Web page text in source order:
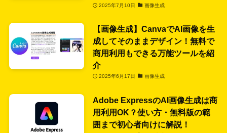
2025年7月10日 画像生成
【画像生成】CanvaでAI画像を生
成してそのままデザイン！無料で
商用利用もできる万能ツールを紹
介
2025年6月17日 画像生成
Adobe ExpressのAI画像生成は商
用利用OK？使い方・無料版の範
囲まで初心者向けに解説！